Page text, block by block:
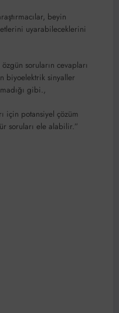
beyin
uyarabileceklerini
soruların cevapları
biyoelektrik sinyaller
gibi.,
için potansiyel çözüm
soruları ele alabilir.”